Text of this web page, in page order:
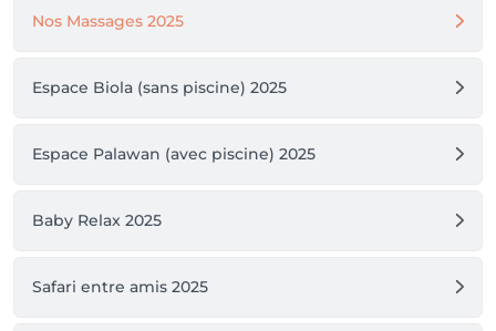
Nos Massages 2025
Espace Biola (sans piscine) 2025
Espace Palawan (avec piscine) 2025
Baby Relax 2025
Safari entre amis 2025